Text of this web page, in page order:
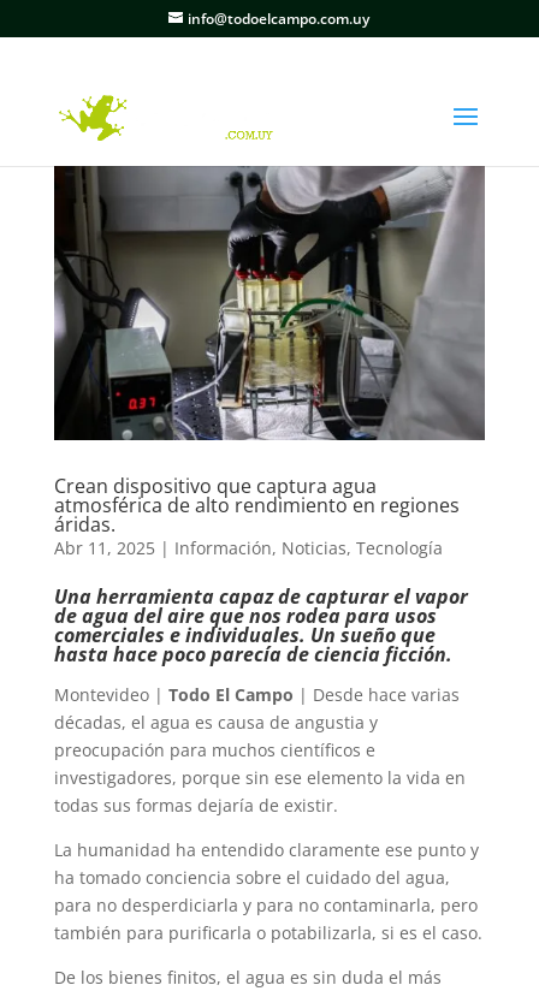
info@todoelcampo.com.uy
Crean dispositivo que captura agua
atmosférica de alto rendimiento en regiones
áridas.
Abr 11, 2025| Información, Noticias, Tecnología
Una herramienta capaz de capturar el vapor
de agua del aire que nos rodea para usos
comerciales e individuales. Un sueño que
hasta hace poco parecía de ciencia ficción.
Montevideo | Todo El Campo | Desde hace varias
décadas, el agua es causa de angustia y
preocupación para muchos científicos e
investigadores, porque sin ese elemento la vida en
todas sus formas dejaría de existir.
La humanidad ha entendido claramente ese punto y
ha tomado conciencia sobre el cuidado del agua,
para no desperdiciarla y para no contaminarla, pero
también para purificarla o potabilizarla, si es el caso.
De los bienes finitos, el agua es sin duda el más